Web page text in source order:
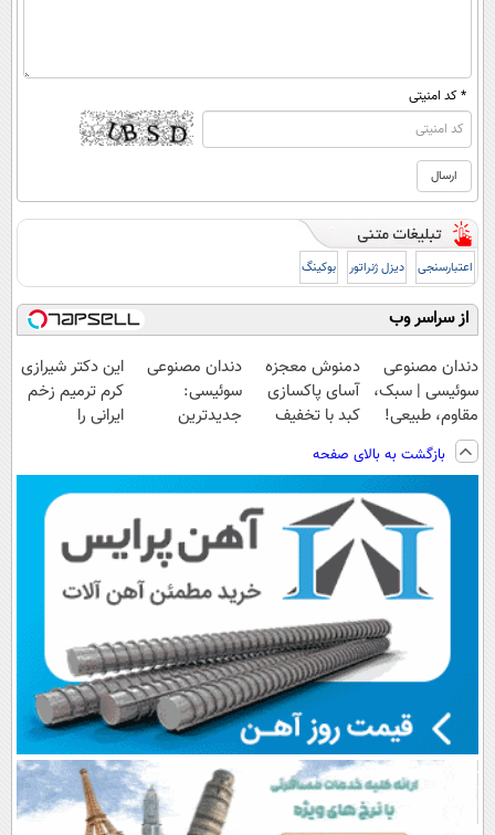
* کد امنیتی
اعتبارسنجی دیزل ژنراتور بوکینگ
از سراسر وب
دندان مصنوعی
سوئیسی | سبک،
مقاوم، طبیعی!
ویزیت
رایگان+پرداخت
اقساطی😍
دمنوش معجزه
آسای پاکسازی
کبد با تخفیف
دندان مصنوعی
سوئیسی:
جدیدترین
پرداخت قسطی
این دکتر شیرازی
کرم ترمیم زخم
ایرانی را
بازگشت به بالای صفحه